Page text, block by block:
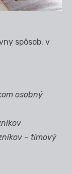
spôsob, v
osobný
– tímový